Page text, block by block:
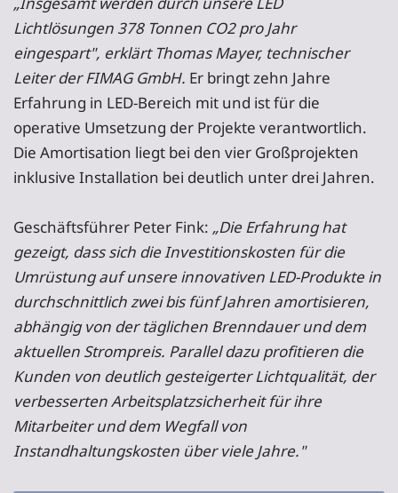
Lichtlösungen 378 Tonnen CO2 pro Jahr
eingespart", erklärt Thomas Mayer, technischer
Leiter der FIMAG GmbH. Er bringt zehn Jahre
Erfahrung in LED-Bereich mit und ist für die
operative Umsetzung der Projekte verantwortlich.
Die Amortisation liegt bei den vier Großprojekten
inklusive Installation bei deutlich unter drei Jahren.
Geschäftsführer Peter Fink: „Die Erfahrung hat
gezeigt, dass sich die Investitionskosten für die
Umrüstung auf unsere innovativen LED-Produkte in
durchschnittlich zwei bis fünf Jahren amortisieren,
abhängig von der täglichen Brenndauer und dem
aktuellen Strompreis. Parallel dazu profitieren die
Kunden von deutlich gesteigerter Lichtqualität, der
verbesserten Arbeitsplatzsicherheit für ihre
Mitarbeiter und dem Wegfall von
Instandhaltungskosten über viele Jahre."